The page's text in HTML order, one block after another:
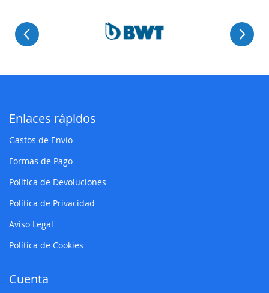
Enlaces rápidos
Gastos de Envío
Formas de Pago
Política de Devoluciones
Política de Privacidad
Aviso Legal
Política de Cookies
Cuenta